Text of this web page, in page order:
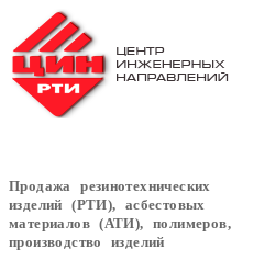
Продажа резинотехнических
изделий (РТИ), асбестовых
материалов (АТИ), полимеров,
производство изделий